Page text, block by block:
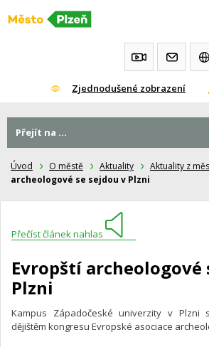
Přeskočit
Zjednodušené zobrazení
Úvod O městě Aktuality Aktuality z
archeologové se sejdou v Plzni
Přečíst článek nahlas
Evropští archeologové
Plzni
Kampus Západočeské univerzity v
dějištěm kongresu Evropské asociace
Přejít na ...